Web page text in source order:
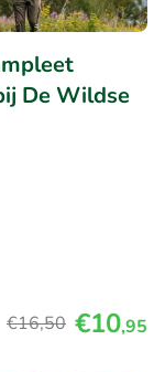
De Wildse
€16,50 €10,95